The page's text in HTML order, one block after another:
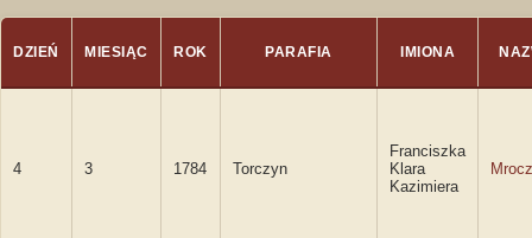
DZIEŃ MIESIĄC ROK PARAFIA IMIONA
4 3 1784 Torczyn
Franciszka
Klara
Kazimiera